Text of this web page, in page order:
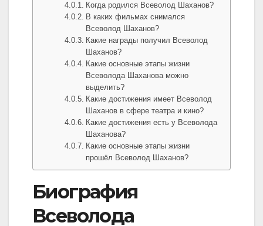
Когда родился Всеволод Шаханов?
В каких фильмах снимался
Всеволод Шаханов?
Какие награды получил Всеволод
Шаханов?
Какие основные этапы жизни
Всеволода Шаханова можно
выделить?
Какие достижения имеет Всеволод
Шаханов в сфере театра и кино?
Какие достижения есть у Всеволода
Шаханова?
Какие основные этапы жизни
прошёл Всеволод Шаханов?
Биография
Всеволода